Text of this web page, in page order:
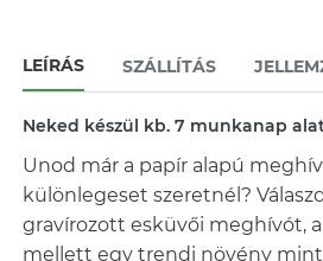
LEÍRÁS SZÁLLÍTÁS
Neked készül kb. 7 munkanap
Unod már a papír alapú
különlegeset szeretnél?
gravírozott esküvői meghívót,
mellett egy trendi növény